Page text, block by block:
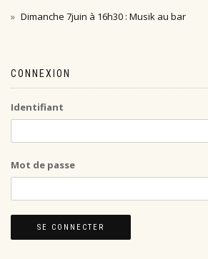
Dimanche 7juin à 16h30 : Musik au bar
CONNEXION
Identifiant
Mot de passe